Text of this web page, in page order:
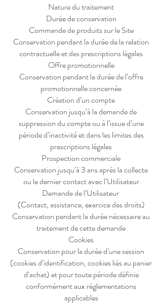
Nature du traitement
Durée de conservation
Commande de produits sur le Site
Conservation pendant la durée de la relation
contractuelle et des prescriptions légales
Offre promotionnelle
Conservation pendant la durée de l’offre
promotionnelle concernée
Création d’un compte
Conservation jusqu’à la demande de
suppression du compte ou à l’issue d’une
période d’inactivité et dans les limites des
prescriptions légales
Prospection commerciale
Conservation jusqu’à 3 ans après la collecte
ou le dernier contact avec l’Utilisateur
Demande de l’Utilisateur
(Contact, assistance, exercice des droits)
Conservation pendant la durée nécessaire au
traitement de cette demande
Cookies
Conservation pour la durée d’une session
(cookies d’identification, cookies liés au panier
d’achat) et pour toute période définie
conformément aux réglementations
applicables